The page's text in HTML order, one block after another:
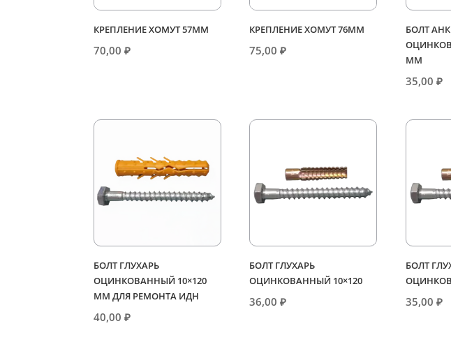
КРЕПЛЕНИЕ ХОМУТ 57ММ
70,00₽
КРЕПЛЕНИЕ ХОМУТ 76ММ
75,00₽
БОЛТ
ММ
35,00 ₽
БОЛТ ГЛУХАРЬ
ОЦИНКОВАННЫЙ 10×120
ММ ДЛЯ РЕМОНТА ИДН
40,00₽
БОЛТ ГЛУХАРЬ
ОЦИНКОВАННЫЙ 10×120
36,00₽
БОЛТ
35,00 ₽